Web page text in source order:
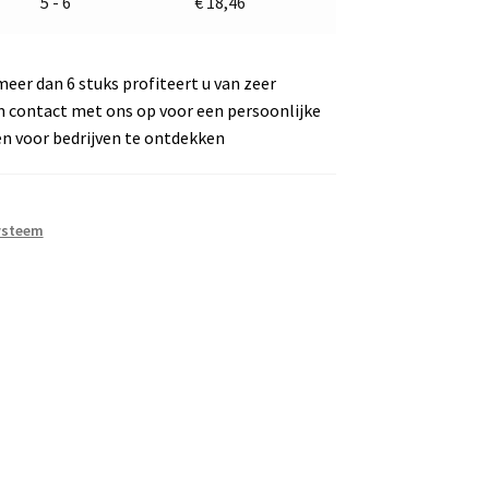
dan 6 stuks profiteert u van zeer
met ons op voor een persoonlijke
voor bedrijven te ontdekken